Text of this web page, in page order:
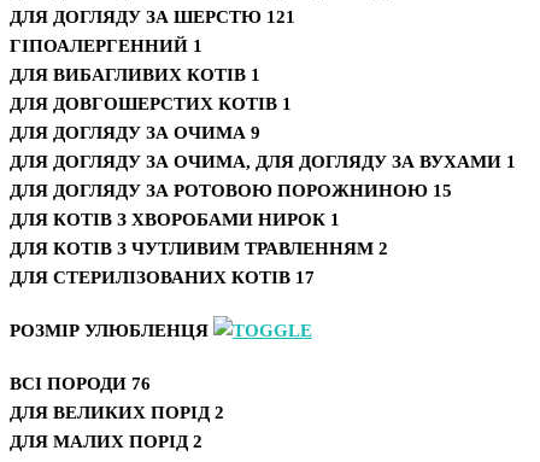
ДЛЯ ДОГЛЯДУ ЗА ШЕРСТЮ 121
ГІПОАЛЕРГЕННИЙ 1
ДЛЯ ВИБАГЛИВИХ КОТІВ 1
ДЛЯ ДОВГОШЕРСТИХ КОТІВ 1
ДЛЯ ДОГЛЯДУ ЗА ОЧИМА 9
ДЛЯ ДОГЛЯДУ ЗА ОЧИМА, ДЛЯ ДОГЛЯДУ ЗА ВУХАМИ 1
ДЛЯ ДОГЛЯДУ ЗА РОТОВОЮ ПОРОЖНИНОЮ 15
ДЛЯ КОТІВ З ХВОРОБАМИ НИРОК 1
ДЛЯ КОТІВ З ЧУТЛИВИМ ТРАВЛЕННЯМ 2
ДЛЯ СТЕРИЛІЗОВАНИХ КОТІВ 17
РОЗМІР УЛЮБЛЕНЦЯ
ВСІ ПОРОДИ 76
ДЛЯ ВЕЛИКИХ ПОРІД 2
ДЛЯ МАЛИХ ПОРІД 2